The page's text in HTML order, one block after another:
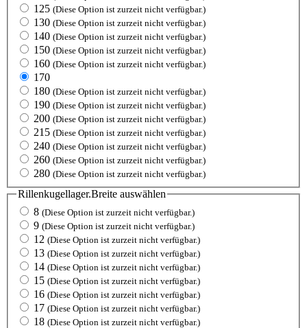
125 (Diese Option ist zurzeit nicht verfügbar.)
130 (Diese Option ist zurzeit nicht verfügbar.)
140 (Diese Option ist zurzeit nicht verfügbar.)
150 (Diese Option ist zurzeit nicht verfügbar.)
160 (Diese Option ist zurzeit nicht verfügbar.)
170
180 (Diese Option ist zurzeit nicht verfügbar.)
190 (Diese Option ist zurzeit nicht verfügbar.)
200 (Diese Option ist zurzeit nicht verfügbar.)
215 (Diese Option ist zurzeit nicht verfügbar.)
240 (Diese Option ist zurzeit nicht verfügbar.)
260 (Diese Option ist zurzeit nicht verfügbar.)
280 (Diese Option ist zurzeit nicht verfügbar.)
Rillenkugellager.Breite auswählen
8 (Diese Option ist zurzeit nicht verfügbar.)
9 (Diese Option ist zurzeit nicht verfügbar.)
12 (Diese Option ist zurzeit nicht verfügbar.)
13 (Diese Option ist zurzeit nicht verfügbar.)
14 (Diese Option ist zurzeit nicht verfügbar.)
15 (Diese Option ist zurzeit nicht verfügbar.)
16 (Diese Option ist zurzeit nicht verfügbar.)
17 (Diese Option ist zurzeit nicht verfügbar.)
18 (Diese Option ist zurzeit nicht verfügbar.)